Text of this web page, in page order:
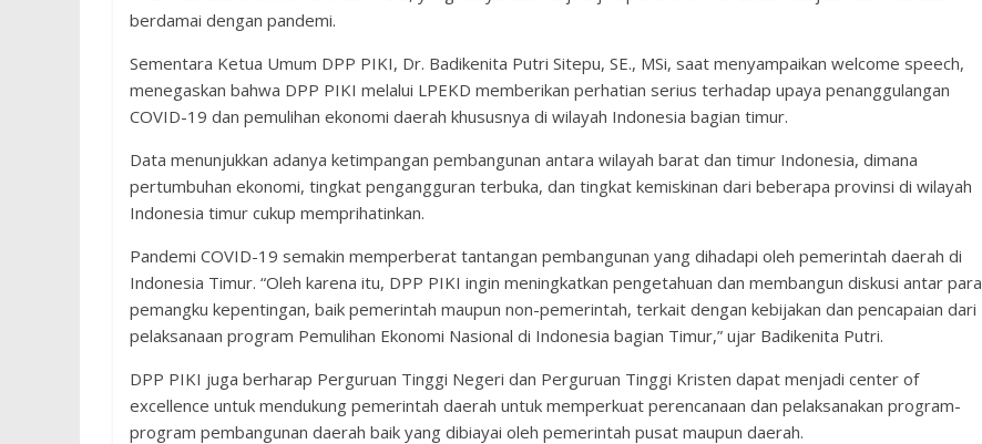
berdamai dengan pandemi.
Sementara Ketua Umum DPP PIKI, Dr. Badikenita Putri Sitepu, SE., MSi, saat menyampaikan welcome speech,
menegaskan bahwa DPP PIKI melalui LPEKD memberikan perhatian serius terhadap upaya penanggulangan
COVID-19 dan pemulihan ekonomi daerah khususnya di wilayah Indonesia bagian timur.
Data menunjukkan adanya ketimpangan pembangunan antara wilayah barat dan timur Indonesia, dimana
pertumbuhan ekonomi, tingkat pengangguran terbuka, dan tingkat kemiskinan dari beberapa provinsi di wilayah
Indonesia timur cukup memprihatinkan.
Pandemi COVID-19 semakin memperberat tantangan pembangunan yang dihadapi oleh pemerintah daerah di
Indonesia Timur. “Oleh karena itu, DPP PIKI ingin meningkatkan pengetahuan dan membangun diskusi antar para
pemangku kepentingan, baik pemerintah maupun non-pemerintah, terkait dengan kebijakan dan pencapaian dari
pelaksanaan program Pemulihan Ekonomi Nasional di Indonesia bagian Timur,” ujar Badikenita Putri.
DPP PIKI juga berharap Perguruan Tinggi Negeri dan Perguruan Tinggi Kristen dapat menjadi center of
excellence untuk mendukung pemerintah daerah untuk memperkuat perencanaan dan pelaksanakan program-
program pembangunan daerah baik yang dibiayai oleh pemerintah pusat maupun daerah.